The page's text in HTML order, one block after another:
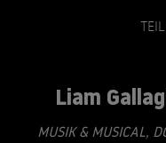
Liam
MUSIK & MUSICAL,